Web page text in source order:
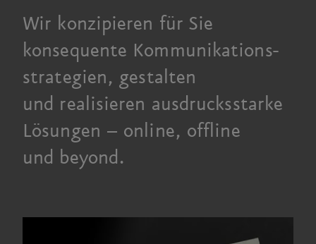
Wir konzipieren für Sie
konsequente Kommunikations­
strategien, gestalten
und realisieren ausdrucks­starke
Lösungen – online, offline
und beyond.